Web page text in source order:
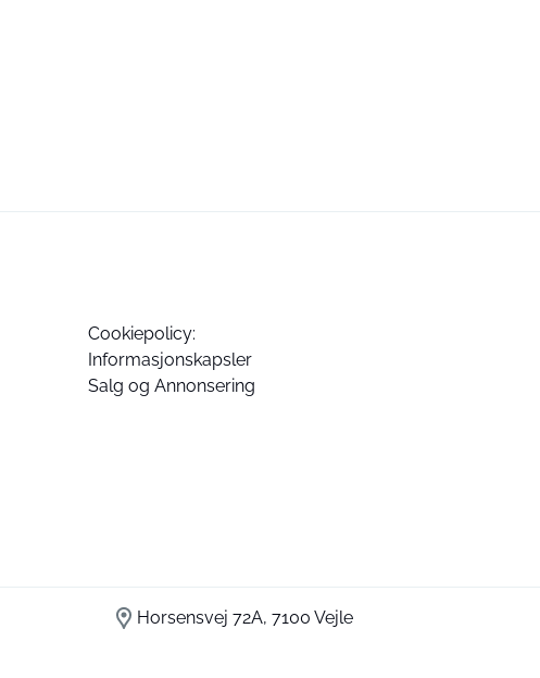
Cookiepolicy:
Informasjonskapsler
Salg og Annonsering
Horsensvej 72A, 7100 Vejle